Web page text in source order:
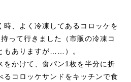
時、よく冷凍してあるコロッケを
って行きました（市販の冷凍コ
もありますが……）。
をかけて、食パン1枚を半分に折
るコロッケサンドをキッチンで食